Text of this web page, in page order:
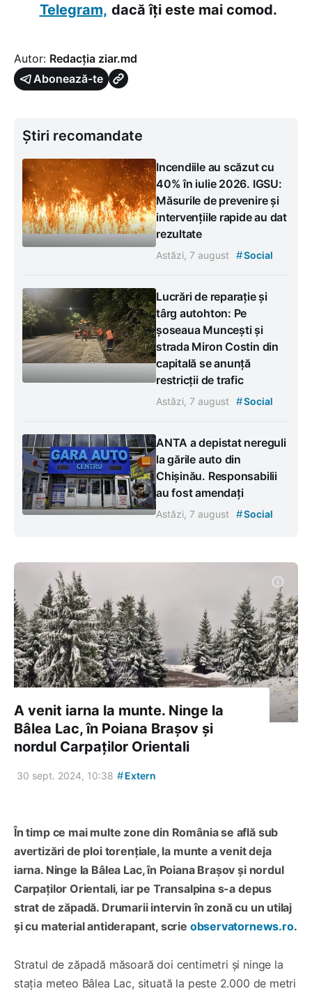
Telegram, dacă îți este mai comod.
Autor: Redacția ziar.md
Abonează-te
Știri recomandate
Incendiile au scăzut cu
40% în iulie 2026. IGSU:
Măsurile de prevenire și
intervențiile rapide au dat
rezultate
Astăzi, 7 august #Social
Lucrări de reparație și
târg autohton: Pe
șoseaua Muncești și
strada Miron Costin din
capitală se anunță
restricții de trafic
Astăzi, 7 august #Social
ANTA a depistat nereguli
la gările auto din
Chișinău. Responsabilii
au fost amendați
Astăzi, 7 august #Social
A venit iarna la munte. Ninge la
Bâlea Lac, în Poiana Brașov și
nordul Carpaților Orientali
30 sept. 2024, 10:38 #Extern
În timp ce mai multe zone din România se află sub
avertizări de ploi torențiale, la munte a venit deja
iarna. Ninge la Bâlea Lac, în Poiana Brașov și nordul
Carpaților Orientali, iar pe Transalpina s-a depus
strat de zăpadă. Drumarii intervin în zonă cu un utilaj
și cu material antiderapant, scrie observatornews.ro.
Stratul de zăpadă măsoară doi centimetri și ninge la
stația meteo Bâlea Lac, situată la peste 2.000 de metri